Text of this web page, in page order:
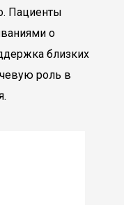
Пациенты
о
близких
роль в